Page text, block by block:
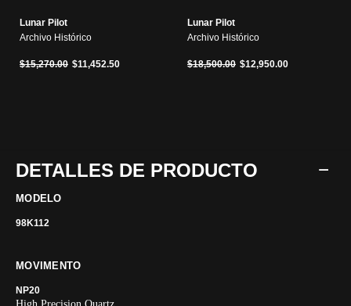
Lunar Pilot
Archivo Histórico
Precio reducido de
$15,270.00a$11,452.50
Lunar Pilot
Archivo Histórico
Precio reducido de
$18,500.00a$12,950.00
DETALLES DE PRODUCTO
MODELO
98K112
MOVIMENTO
NP20